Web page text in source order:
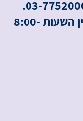
שעות הפעילות: ימים א'-ה' בין השעות 8:00-